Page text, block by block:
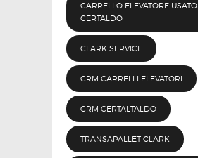
CARRELLO ELEVATORE USATO
CERTALDO
CLARK SERVICE
CRM CARRELLI ELEVATORI
CRM CERTALTALDO
TRANSAPALLET CLARK